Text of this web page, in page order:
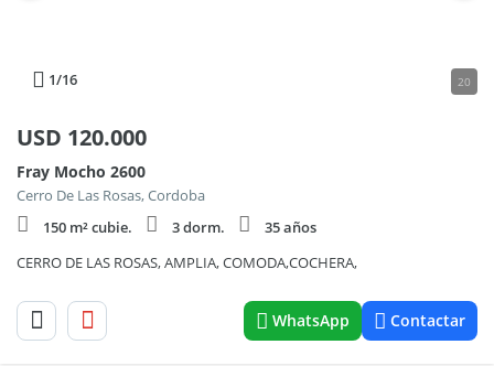
1/16 20
USD 120.000
Fray Mocho 2600
Cerro De Las Rosas, Cordoba
150 m² cubie.
3 dorm.
35 años
CERRO DE LAS ROSAS, AMPLIA, COMODA,COCHERA,
WhatsApp Contactar